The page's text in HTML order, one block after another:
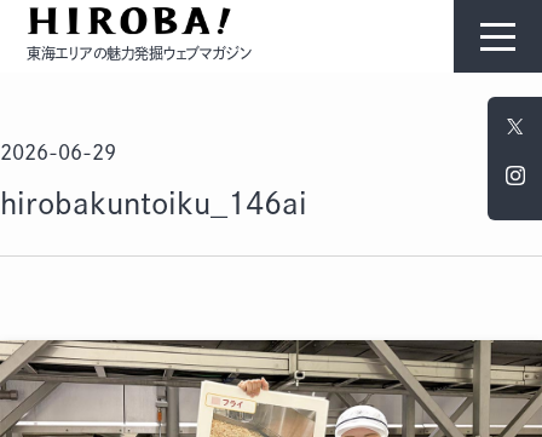
東海エリアの魅力発掘ウェブマガジン
コンテンツ
モノ ひと
2026-06-29
hirobakuntoiku_146ai